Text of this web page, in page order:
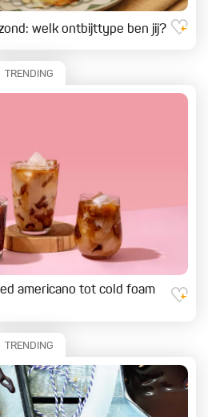
welk ontbijttype ben jij?
TRENDING
americano tot cold foam
TRENDING